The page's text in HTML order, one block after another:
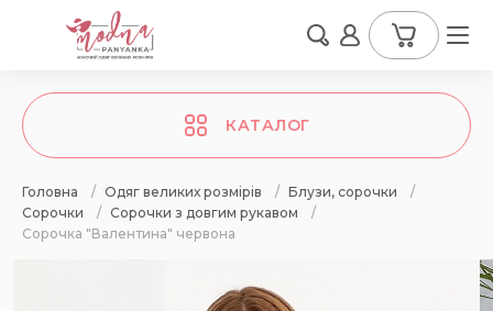
КАТАЛОГ
Головна / Одяг великих розмірів / Блузи, сорочки
/
Сорочки
/ Сорочки з довгим рукавом
/
Сорочка "Валентина" червона